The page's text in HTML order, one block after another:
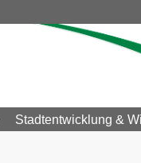
Stadtentwicklung &